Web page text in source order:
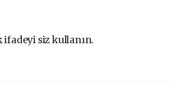
ifadeyi siz kullanın.